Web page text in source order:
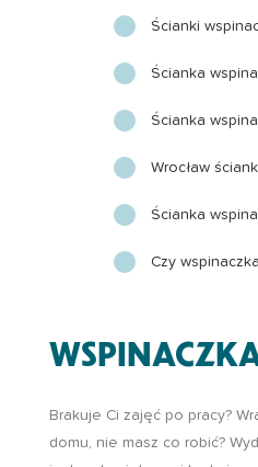
Ścianki
Ścianka
Ścianka
Wrocław
Ścianka
Czy
Brakuje Ci zajęć po pracy?
domu, nie masz co robić?